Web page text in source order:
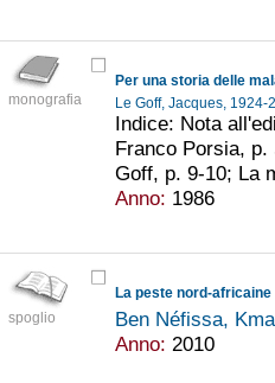
monografia
Per una storia delle
Le Goff, Jacques,
Indice: Nota
Franco Porsia,
Goff, p. 9-10; La
Anno: 1986
spoglio
Ben Néfissa,
Anno: 2010